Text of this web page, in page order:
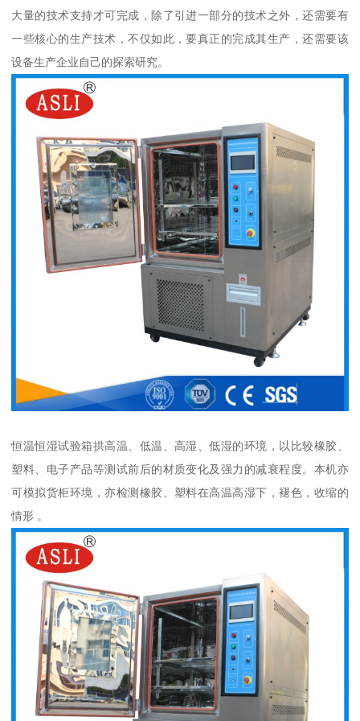
大量的技术支持才可完成，除了引进一部分的技术之外，还需要有
一些核心的生产技术，不仅如此，要真正的完成其生产，还需要该
设备生产企业自己的探索研究。
恒温恒湿试验箱拱高温、低温、高湿、低湿的环境，以比较橡胶、
塑料、电子产品等测试前后的材质变化及强力的减衰程度。本机亦
可模拟货柜环境，亦检测橡胶、塑料在高温高湿下，褪色，收缩的
情形 。